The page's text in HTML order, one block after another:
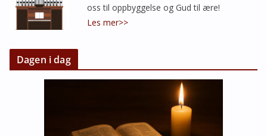
oss til oppbyggelse og Gud til ære!
Les mer>>
Dagen i dag